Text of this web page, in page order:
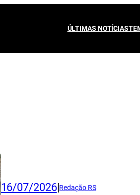
ÚLTIMAS NOTÍCIAS
16/07/2026|Redação RS